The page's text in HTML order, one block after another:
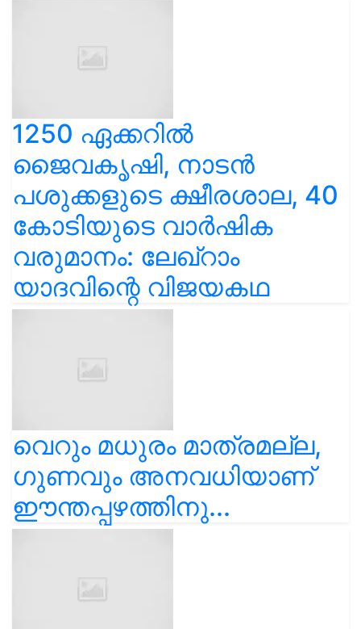
1250 ഏക്കറിൽ
ജൈവകൃഷി, നാടൻ
പശുക്കളുടെ ക്ഷീരശാല, 40
കോടിയുടെ വാർഷിക
വരുമാനം: ലേഖ്‌റാം
യാദവിന്റെ വിജയകഥ
വെറും മധുരം മാത്രമല്ല,
ഗുണവും അനവധിയാണ്
ഈന്തപ്പഴത്തിനു...